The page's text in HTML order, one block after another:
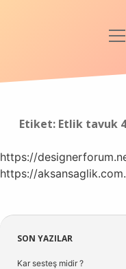
Anasayfa
Hakkımızda
Etiket: Etlik tavuk
https://
https://
Sidebar
SON YAZILAR
Kar sesteş midir ?